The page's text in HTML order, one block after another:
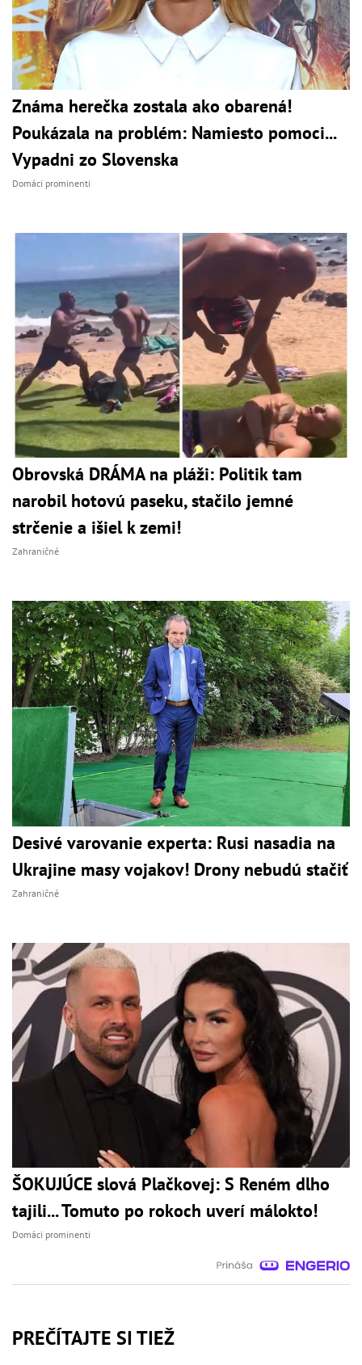
Známa herečka zostala ako obarená!
Poukázala na problém: Namiesto pomoci...
Vypadni zo Slovenska
Domáci prominenti
Obrovská DRÁMA na pláži: Politik tam
narobil hotovú paseku, stačilo jemné
strčenie a išiel k zemi!
Zahraničné
Desivé varovanie experta: Rusi nasadia na
Ukrajine masy vojakov! Drony nebudú stačiť
Zahraničné
ŠOKUJÚCE slová Plačkovej: S Reném dlho
tajili... Tomuto po rokoch uverí málokto!
Domáci prominenti
PREČÍTAJTE SI TIEŽ